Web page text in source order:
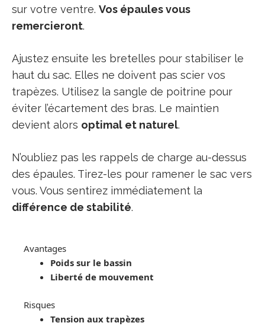
sur votre ventre. Vos épaules vous
remercieront.
Ajustez ensuite les bretelles pour stabiliser le
haut du sac. Elles ne doivent pas scier vos
trapèzes. Utilisez la sangle de poitrine pour
éviter l’écartement des bras. Le maintien
devient alors optimal et naturel.
N’oubliez pas les rappels de charge au-dessus
des épaules. Tirez-les pour ramener le sac vers
vous. Vous sentirez immédiatement la
différence de stabilité.
Avantages
Poids sur le bassin
Liberté de mouvement
Risques
Tension aux trapèzes